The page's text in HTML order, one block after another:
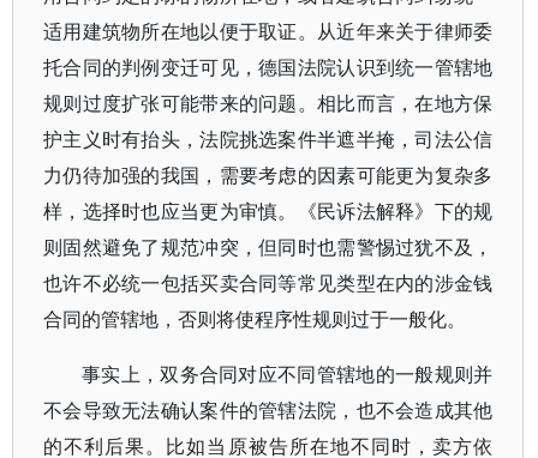
适用建筑物所在地以便于取证。从近年来关于律师委
托合同的判例变迁可见，德国法院认识到统一管辖地
规则过度扩张可能带来的问题。相比而言，在地方保
护主义时有抬头，法院挑选案件半遮半掩，司法公信
力仍待加强的我国，需要考虑的因素可能更为复杂多
样，选择时也应当更为审慎。《民诉法解释》下的规
则固然避免了规范冲突，但同时也需警惕过犹不及，
也许不必统一包括买卖合同等常见类型在内的涉金钱
合同的管辖地，否则将使程序性规则过于一般化。
事实上，双务合同对应不同管辖地的一般规则并
不会导致无法确认案件的管辖法院，也不会造成其他
的不利后果。比如当原被告所在地不同时，卖方依